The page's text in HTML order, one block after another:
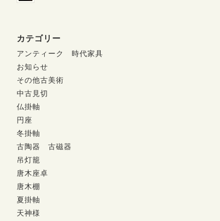
カテゴリー
アンティーク 時代家具
お知らせ
その他古美術
中古見切
仏掛軸
円座
冬掛軸
古陶器 古磁器
吊灯籠
唐木座卓
唐木棚
夏掛軸
天神様